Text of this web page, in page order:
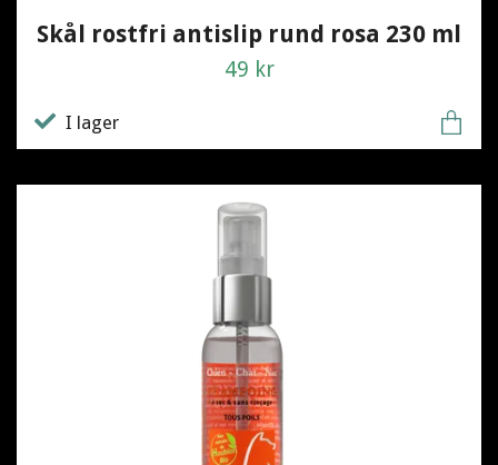
Skål rostfri antislip rund rosa 230 ml
49 kr
I lager